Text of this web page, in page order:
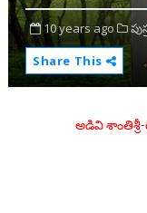
10 years ago
Share This
అడివి